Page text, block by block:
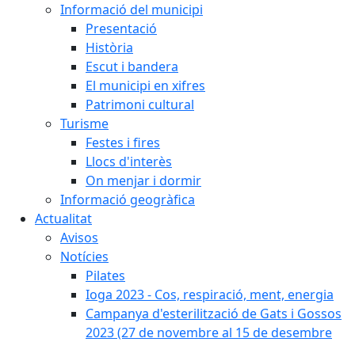
Informació del municipi
Presentació
Història
Escut i bandera
El municipi en xifres
Patrimoni cultural
Turisme
Festes i fires
Llocs d'interès
On menjar i dormir
Informació geogràfica
Actualitat
Avisos
Notícies
Pilates
Ioga 2023 - Cos, respiració, ment, energia
Campanya d'esterilització de Gats i Gossos
2023 (27 de novembre al 15 de desembre